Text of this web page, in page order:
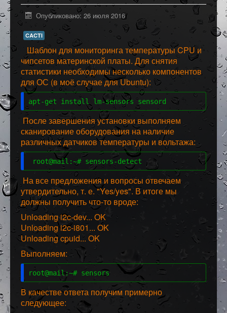
Программное обеспечение
Разное
Опубликовано: 26 июля 2016
CACTI
Шаблон для мониторинга температуры CPU и
чипсетов материнской платы. Для снятия
статистики необходимы несколько компонентов
для ОС (в моё случае для Ubuntu):
apt-get install lm-sensors sensord
После завершения установки выполняем
сканирование оборудования на наличие
различных датчиков температуры и вольтажа:
root@mail:~# sensors-detect
На все предложения и вопросы отвечаем
утвердительно, т. е. "Yes/yes". В итоге мы
должны получить что-то вроде:
Unloading i2c-dev... OK
Unloading i2c-i801... OK
Unloading cpuid... OK
Выполняем:
root@mail:~# sensors
В качестве ответа получим примерно
следующее: